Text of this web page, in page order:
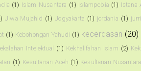
(1) Islam Nusantara (1) Islampobia (1) Istana
Jiwa Mujahid (1) Jogyakarta (1) jordania (1)
(1) Kebohongan Yahudi (1) kecerdasan (20)
Intelektual (1) Kekhalifahan Islam (2)
(1) Kesultanan Aceh (1) Kesultanan Nusantara